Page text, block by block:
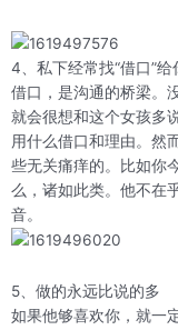
4、私下经常找“借口”给
借口，是沟通的桥梁。
就会很想和这个女孩多
用什么借口和理由。然
些无关痛痒的。比如你
么，诸如此类。他不在
音。
5、做的永远比说的多
如果他够喜欢你，就一